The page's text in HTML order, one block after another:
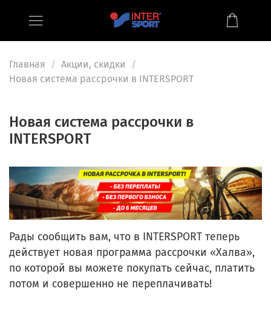
Главная
Акции, скидки
Новая система рассрочки в INTERSPORT
Новая система рассрочки в
INTERSPORT
Рады сообщить вам, что в INTERSPORT теперь
действует новая программа рассрочки «Халва»,
по которой вы можете покупать сейчас, платить
потом и совершенно не переплачивать!